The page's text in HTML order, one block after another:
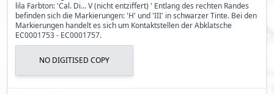
lila Farbton: 'Cal. Di... V (nicht entziffert) ' Entlang des rechten Randes
befinden sich die Markierungen: 'H' und 'III' in schwarzer Tinte. Bei den
Markierungen handelt es sich um Kontaktstellen der Abklatsche
EC0001753 - EC0001757.
NO DIGITISED COPY